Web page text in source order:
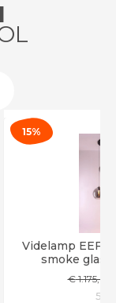
15%
Videlamp EEF -
smoke glas
€1.175,00